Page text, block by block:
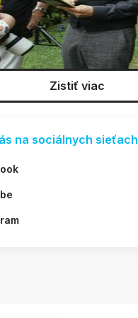
Zistiť viac
na sociálnych sieťach